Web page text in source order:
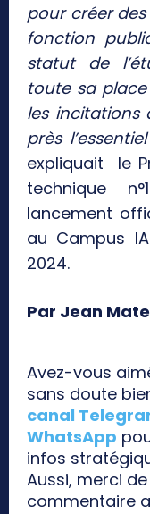
pour créer
fonction
statut de
toute sa
les incitations
près
expliquait le
technique
lancement
au Campus
2024.
Par Jean
Avez-vous
sans doute
canal
WhatsApp
infos
Aussi, merci
commentaire